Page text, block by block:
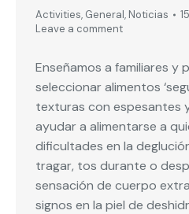
Activities, General, Noticias
Leave a comment
Enseñamos a familiares y
seleccionar alimentos
texturas con espesantes
ayudar a alimentarse a
dificultades en la
tragar, tos durante o
sensación de cuerpo
signos en la piel de